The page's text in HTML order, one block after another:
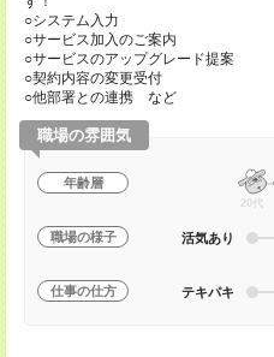
○システム入力
○サービス加入のご案内
○サービスのアップグレード提案
○契約内容の変更受付
○他部署との連携 など
職場の雰囲気
年齢層
20代
職場の様子 活気あり
仕事の仕方 テキパキ